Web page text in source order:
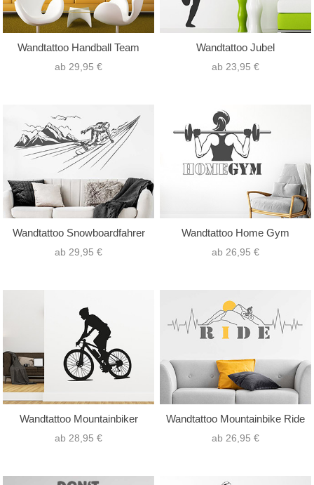
Wandtattoo Handball Team
ab 29,95 €
Wandtattoo Jubel
ab 23,95 €
Wandtattoo Snowboardfahrer
ab 29,95 €
Wandtattoo Home Gym
ab 26,95 €
Wandtattoo Mountainbiker
ab 28,95 €
Wandtattoo Mountainbike Ride
ab 26,95 €